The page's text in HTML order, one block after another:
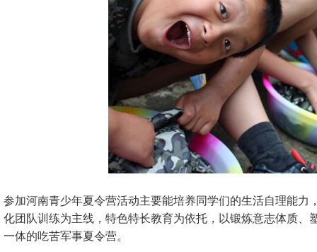
参加河南青少年夏令营活动主要能培养同学们的生活自理能
化团队训练为主线，特色特长教育为依托，以锻炼意志体质
一体的吃苦军事夏令营。